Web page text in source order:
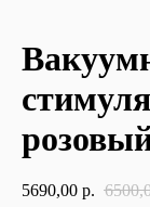
5690,00 р.